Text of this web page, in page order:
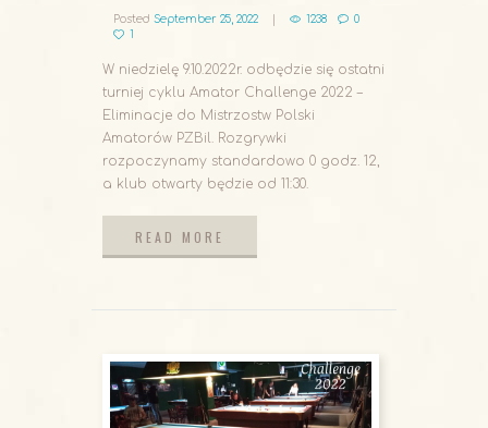
Posted September 25, 2022 1238
0
1
W niedzielę 9.10.2022r. odbędzie się ostatni
turniej cyklu Amator Challenge 2022 –
Eliminacje do Mistrzostw Polski
Amatorów PZBil. Rozgrywki
rozpoczynamy standardowo 0 godz. 12,
a klub otwarty będzie od 11:30.
READ MORE